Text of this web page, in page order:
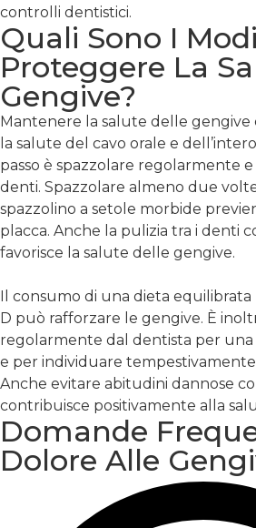
controlli dentistici.
Quali Sono I
Proteggere La
Gengive?
Mantenere la salute delle
la salute del cavo orale e
passo è spazzolare regolarmente
denti. Spazzolare almeno due
spazzolino a setole morbide
placca. Anche la pulizia tra i denti
favorisce la salute delle gengive.
Il consumo di una dieta equilibrata
D può rafforzare le gengive. È
regolarmente dal dentista per una
e per individuare
Anche evitare abitudini dannose
contribuisce positivamente alla
Domande
Dolore Alle